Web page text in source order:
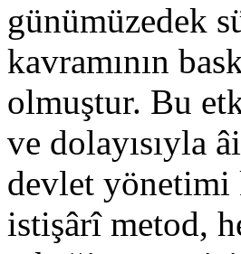
günümüzedek
kavramının
olmuştur. Bu
ve dolayısıyla
devlet yönetimi
istişârî metod,